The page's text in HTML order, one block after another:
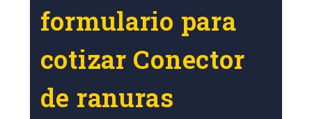
formulario para
cotizar Conector
de ranuras